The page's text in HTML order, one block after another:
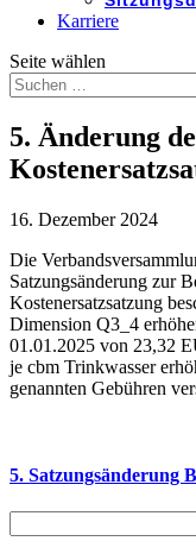
Karriere
Seite wählen
5. Änderung
16. Dezember 2024
Die
Satzungsänderung zur
Kostenersatzsatzung
Dimension Q3_4
01.01.2025 von 23,32
je cbm Trinkwasser
genannten Gebühren
5. Satzungsänderung
nach: